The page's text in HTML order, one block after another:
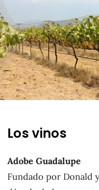
Los vinos
Adobe Guadalupe
Fundado por Donald